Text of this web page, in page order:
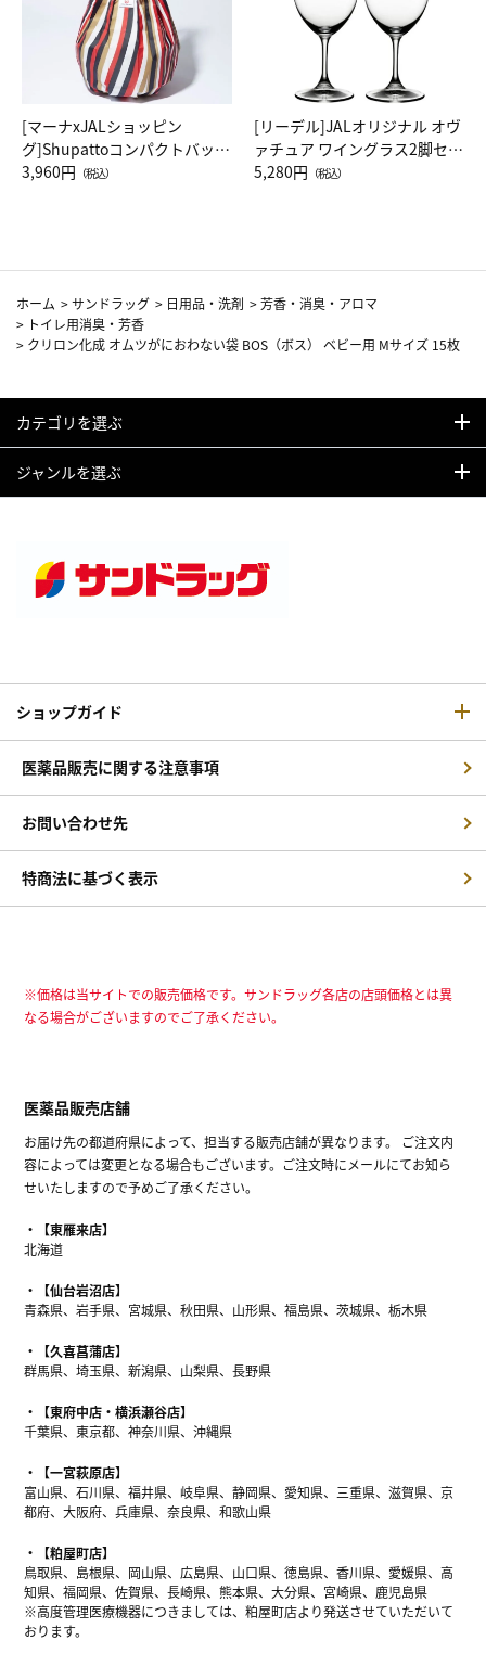
[マーナxJALショッピン
グ]Shupattoコンパクトバッグ
Drop JAL客室乗務員（LC）ス
3,960円 （税込）
[リーデル]JALオリジナル オヴ
ァチュア ワイングラス2脚セッ
ト（レッドワイン）
5,280円 （税込）
ホーム >サンドラッグ > 日用品・洗剤 >芳香・消臭・アロマ
> トイレ用消臭・芳香
> クリロン化成 オムツがにおわない袋 BOS（ボス） ベビー用 Mサイズ 15枚
カテゴリを選ぶ
ジャンルを選ぶ
ショップガイド
医薬品販売に関する注意事項
お問い合わせ先
特商法に基づく表示
※価格は当サイトでの販売価格です。サンドラッグ各店の店頭価格とは異
なる場合がございますのでご了承ください。
医薬品販売店舗
お届け先の都道府県によって、担当する販売店舗が異なります。 ご注文内
容によっては変更となる場合もございます。ご注文時にメールにてお知ら
せいたしますので予めご了承ください。
【東雁来店】
北海道
【仙台岩沼店】
青森県、岩手県、宮城県、秋田県、山形県、福島県、茨城県、栃木県
【久喜菖蒲店】
群馬県、埼玉県、新潟県、山梨県、長野県
【東府中店・横浜瀬谷店】
千葉県、東京都、神奈川県、沖縄県
【一宮萩原店】
富山県、石川県、福井県、岐阜県、静岡県、愛知県、三重県、滋賀県、京
都府、大阪府、兵庫県、奈良県、和歌山県
【粕屋町店】
鳥取県、島根県、岡山県、広島県、山口県、徳島県、香川県、愛媛県、高
知県、福岡県、佐賀県、長崎県、熊本県、大分県、宮崎県、鹿児島県
※高度管理医療機器につきましては、粕屋町店より発送させていただいて
おります。